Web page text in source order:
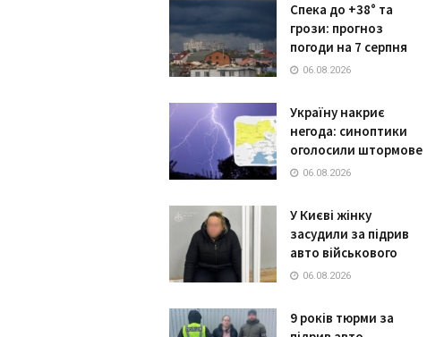
Спека до +38° та
грози: прогноз
погоди на 7 серпня
06.08.2026
Україну накриє
негода: синоптики
оголосили штормове
06.08.2026
У Києві жінку
засудили за підрив
авто військового
06.08.2026
9 років тюрми за